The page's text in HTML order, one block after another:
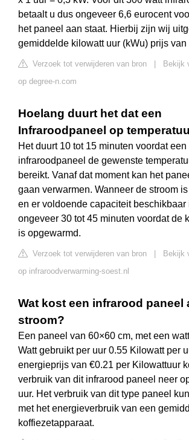
betaalt u dus ongeveer 6,6 eurocent
het paneel aan staat. Hierbij zijn wij
gemiddelde kilowatt uur (kWu) prijs van
Verzoek tot verwijderen van bron
Bekijk
op degree-n.com
Hoelang duurt het dat een
Infraroodpaneel op
Het duurt 10 tot 15 minuten voordat een
infraroodpaneel de gewenste
bereikt. Vanaf dat moment kan het
gaan verwarmen. Wanneer de stroom
en er voldoende capaciteit beschikbaar
ongeveer 30 tot 45 minuten voordat de
is opgewarmd.
Verzoek tot verwijderen van bron
Bekijk
op infraroodverwarming-soest.nl
Wat kost een infrarood paneel
stroom?
Een paneel van 60×60 cm, met een
Watt gebruikt per uur 0.55 Kilowatt per
energieprijs van €0.21 per Kilowattuur
verbruik van dit infrarood paneel neer
uur. Het verbruik van dit type paneel
met het energieverbruik van een
koffiezetapparaat.